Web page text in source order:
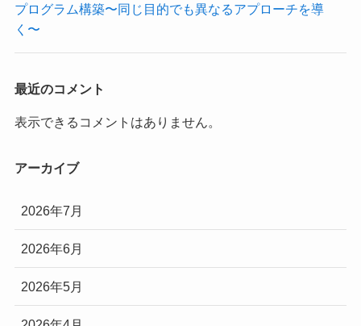
プログラム構築〜同じ目的でも異なるアプローチを導
く〜
最近のコメント
表示できるコメントはありません。
アーカイブ
2026年7月
2026年6月
2026年5月